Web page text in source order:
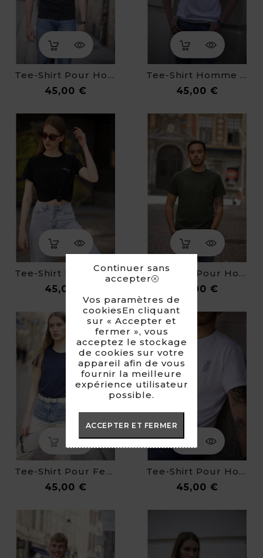
Continuer sans
accepter
Vos paramètres de
cookiesEn cliquant
sur « Accepter et
fermer », vous
acceptez le stockage
de cookies sur votre
appareil afin de vous
fournir la meilleure
expérience utilisateur
possible.
ACCEPTER ET FERMER
Tee-Shirt Pour Homme - Chapeau Melon
45,00 €
Tee-Shirt Homme - La Création D'Adam
45,00 €
Tee-Shirt Pour Femme - La Création D'Adam
45,00 €
Tee-Shirt Pour Homme - La Joconde
45,00 €
Tee-Shirt Pour Femme - Nu Bleu
45,00 €
Tee-Shirt Pour Homme - Le Cri
45,00 €